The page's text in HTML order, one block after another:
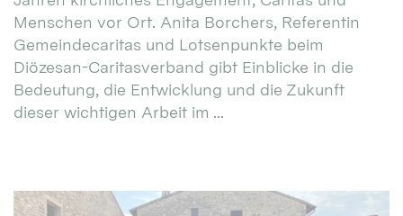
Menschen vor Ort. Anita Borchers, Referentin
Gemeindecaritas und Lotsenpunkte beim
Diözesan-Caritasverband gibt Einblicke in die
Bedeutung, die Entwicklung und die Zukunft
dieser wichtigen Arbeit im ...